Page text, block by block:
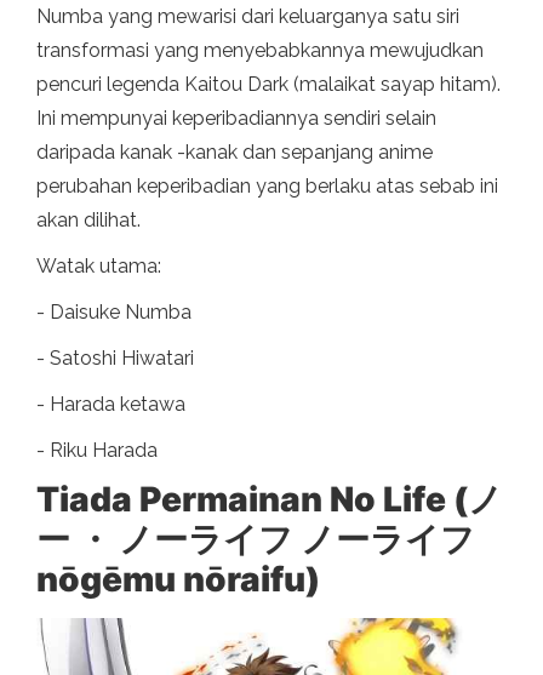
Numba yang mewarisi dari keluarganya satu siri
transformasi yang menyebabkannya mewujudkan
pencuri legenda Kaitou Dark (malaikat sayap hitam).
Ini mempunyai keperibadiannya sendiri selain
daripada kanak -kanak dan sepanjang anime
perubahan keperibadian yang berlaku atas sebab ini
akan dilihat.
Watak utama:
- Daisuke Numba
- Satoshi Hiwatari
- Harada ketawa
- Riku Harada
Tiada Permainan No Life (ノ
ー ・ ノーライフ ノーライフ
nōgēmu nōraifu)